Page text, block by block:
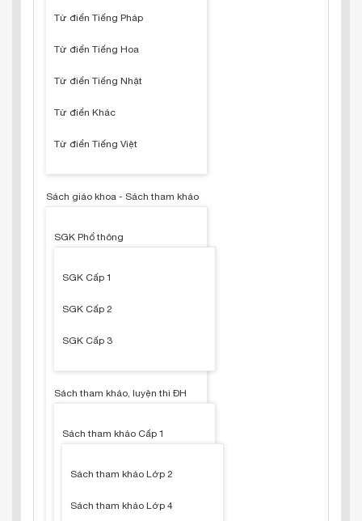
Từ điển Tiếng Pháp
Từ điển Tiếng Hoa
Từ điển Tiếng Nhật
Từ điển Khác
Từ điển Tiếng Việt
Sách giáo khoa - Sách tham khảo
SGK Phổ thông
SGK Cấp 1
SGK Cấp 2
SGK Cấp 3
Sách tham khảo, luyện thi ĐH
Sách tham khảo Cấp 1
Sách tham khảo Lớp 2
Sách tham khảo Lớp 4